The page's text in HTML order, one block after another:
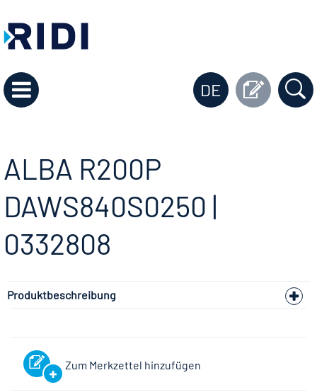
DE
ALBA R200P
DAWS840S0250 |
0332808
Produktbeschreibung
Zum Merkzettel hinzufügen